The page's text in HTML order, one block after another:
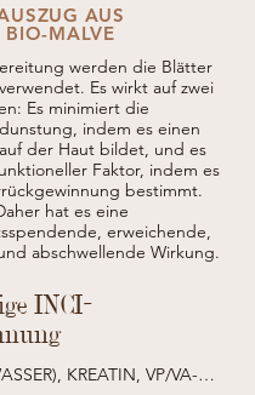
AUS
BIO-MALVE
werden die Blätter
Es wirkt auf zwei
Es minimiert die
indem es einen
der Haut bildet, und es
Faktor, indem es
bestimmt.
hat es eine
erweichende,
abschwellende Wirkung.
INCI-
KREATIN, VP/VA-